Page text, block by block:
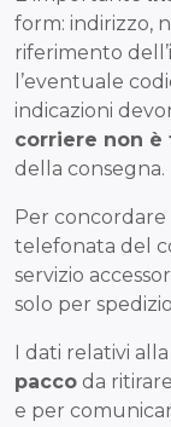
form: indirizzo,
riferimento
l’eventuale
indicazioni
corriere non è
della consegna.
Per concordare
telefonata del
servizio
solo per
I dati relativi alla
pacco da
e per